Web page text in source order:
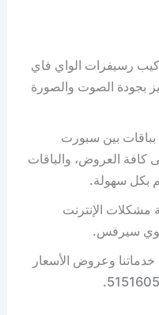
رسيفرات الواي فاي
بجودة الصوت والصورة
بباقات بين سبورت
كافة العروض، والباقات
بكل سهولة.
الإنترنت
سيرفس.
وعروض الأسعار